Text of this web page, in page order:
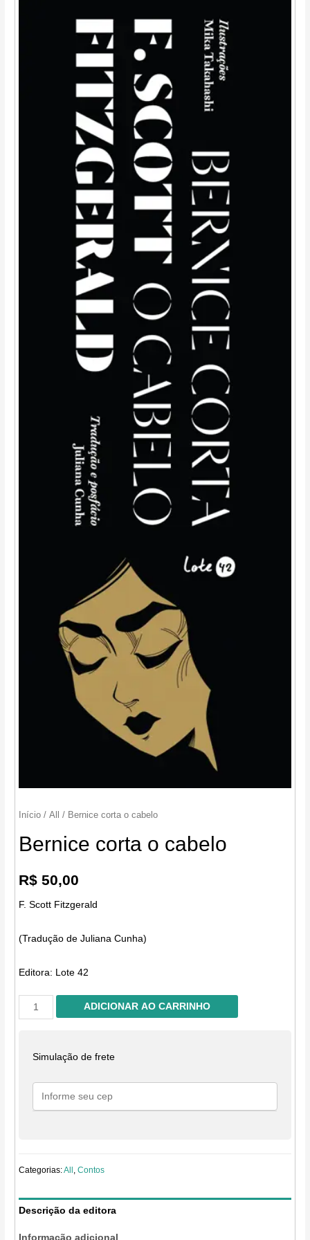
Início /All / Bernice corta o cabelo
Bernice corta o cabelo
R$ 50,00
F. Scott Fitzgerald
(Tradução de Juliana Cunha)
Editora: Lote 42
Bernice
corta
cabelo
ADICIONAR AO CARRINHO
Simulação de frete
Categorias:All ,Contos
Descrição da editora
Informação adicional